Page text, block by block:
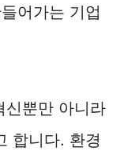
어가는 기업
신뿐만 아니라
합니다. 환경